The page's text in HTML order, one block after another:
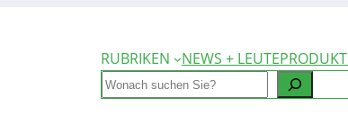
RUBRIKEN
NEWS + LEUTE
Search